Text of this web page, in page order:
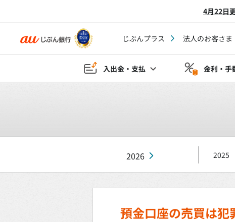
4月22日
じぶんプラス 法人のお客さま
入出金・支払 金利・手
2026 2025
預金口座の売買は犯